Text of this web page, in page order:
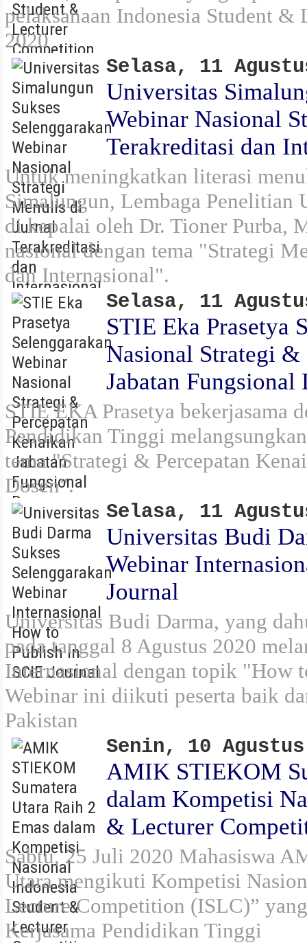
pelaksanaan Indonesia Student
2020
Selasa, 11
Universitas
Webinar Nasional
Terakreditasi dan
Untuk meningkatkan literasi
Simalungun, Lembaga Penelitian
di kepalai oleh Dr. Tioner Purba,
nasional dengan tema "Strategi
dan Internasional".
Selasa, 11
STIE Eka Prasetya
Nasional Strategi &
Jabatan Fungsional
STIE EKA Prasetya bekerjasama
Pendidikan Tinggi
tema "Strategi & Percepatan
Dosen".
Selasa, 11
Universitas Budi
Webinar
Journal
Universitas Budi Darma, yang
pada tanggal 8 Agustus 2020
Internasional dengan topik "How
Webinar ini diikuti peserta baik
Pakistan
Senin, 10
AMIK STIEKOM
dalam Kompetisi
& Lecturer
Sabtu, 25 Juli 2020 Mahasiswa
Utara mengikuti Kompetisi
Lecture Competition (ISLC)”
Kerjasama Pendidikan Tinggi